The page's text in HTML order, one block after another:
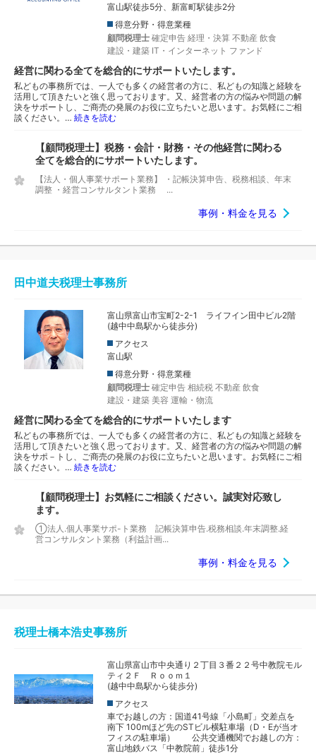
富山駅徒歩5分、新富町駅徒歩2分
得意分野・得意業種
顧問税理士 確定申告 経理・決算 不動産 飲食
建設・建築 IT・インターネット ファンド
経営に関わる全てを総合的にサポートいたします。
私どもの事務所では、一人でも多くの経営者の方に、私どもの知識と経験を
活用して頂きたいと強く思っております。又、経営者の方の悩みや問題の解
決をサポートし、ご商売の発展のお役に立ちたいと思います。お気軽にご相
談ください。… 続きを読む
【顧問税理士】税務・会計・財務・その他経営に関わる
全てを総合的にサポートいたします。
【法人・個人事業サポート業務】 ・記帳決算申告、税務相談、年末
調整 ・経営コンサルタント業務 ...
事例・料金を見る
田中道夫税理士事務所
富山県富山市宝町2-2-1 ライフイン田中ビル2階
(越中中島駅から徒歩分)
アクセス
富山駅
得意分野・得意業種
顧問税理士 確定申告 相続税 不動産 飲食
建設・建築 美容 運輸・物流
経営に関わる全てを総合的にサポートいたします
私どもの事務所では、一人でも多くの経営者の方に、私どもの知識と経験を
活用して頂きたいと強く思っております。又、経営者の方の悩みや問題の解
決をサポ－トし、ご商売の発展のお役に立ちたいと思います。お気軽にご相
談ください。… 続きを読む
【顧問税理士】お気軽にご相談ください。誠実対応致し
ます。
①法人.個人事業サポ-ト業務 記帳決算申告.税務相談.年末調整.経
営コンサルタント業務（利益計画...
事例・料金を見る
税理士橋本浩史事務所
富山県富山市中央通り２丁目３番２２号中教院モル
ティ２Ｆ Ｒｏｏｍ１
(越中中島駅から徒歩分)
アクセス
車でお越しの方：国道41号線「小島町」交差点を
南下 100mほど先のSTビル横駐車場（D・Eが当オ
フィスの駐車場） 公共交通機関でお越しの方：
富山地鉄バス「中教院前」徒歩1分